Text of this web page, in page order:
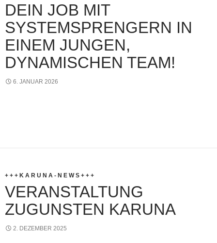
DEIN JOB MIT
SYSTEMSPRENGERN IN
EINEM JUNGEN,
DYNAMISCHEN TEAM!
6. JANUAR 2026
+ + + K A R U N A - N E W S + + +
VERANSTALTUNG
ZUGUNSTEN KARUNA
2. DEZEMBER 2025